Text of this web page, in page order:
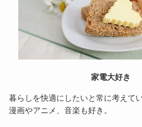
家電大好き
暮らしを快適にしたいと常に考えて
漫画やアニメ、音楽も好き。